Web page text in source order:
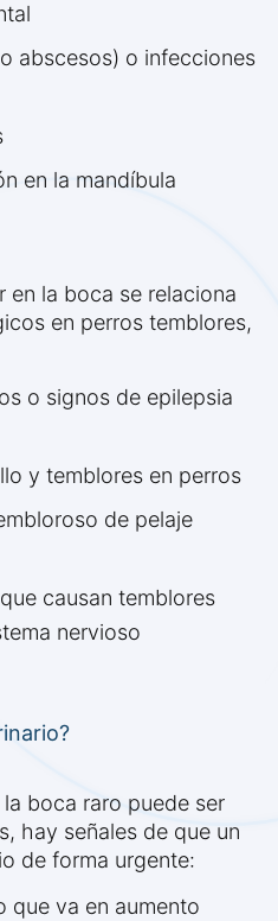
abscesos) o infecciones
en la mandíbula
en la boca se relaciona
en perros temblores,
o signos de epilepsia
y temblores en perros
de pelaje
causan temblores
nervioso
boca raro puede ser
hay señales de que un
de forma urgente:
que va en aumento